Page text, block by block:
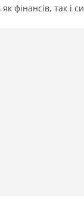
фінансів, так і